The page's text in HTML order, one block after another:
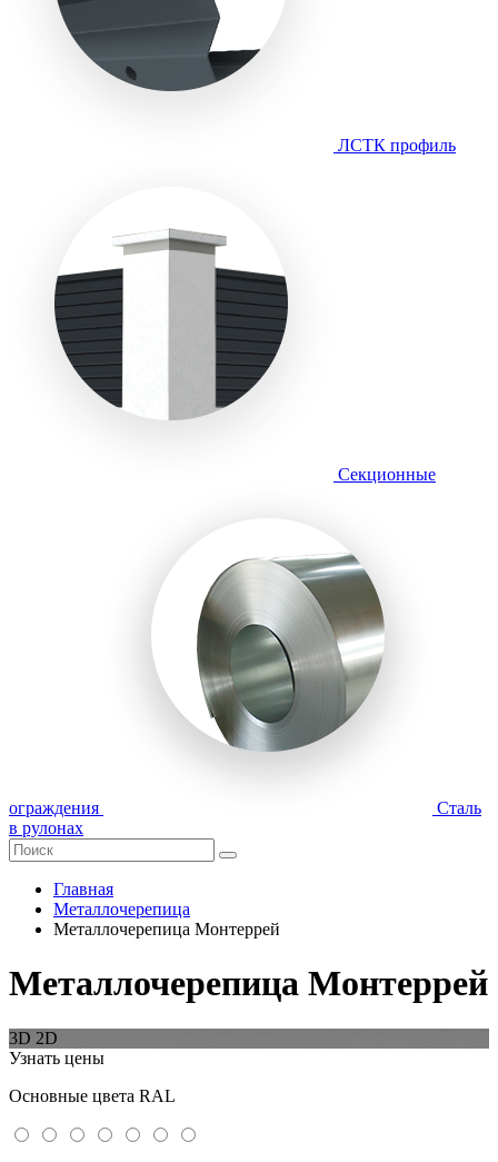
ЛСТК профиль
Секционные
ограждения
Сталь
в рулонах
Главная
Металлочерепица
Металлочерепица Монтеррей
Металлочерепица Монтеррей
3D 2D
Узнать цены
Основные цвета RAL